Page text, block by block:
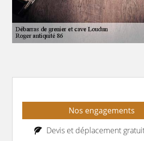
Nos engagements
Devis et déplacement